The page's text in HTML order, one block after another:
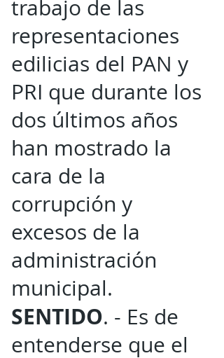
trabajo de las
representaciones
edilicias del PAN y
PRI que durante los
dos últimos años
han mostrado la
cara de la
corrupción y
excesos de la
administración
municipal.
SENTIDO. - Es de
entenderse que el